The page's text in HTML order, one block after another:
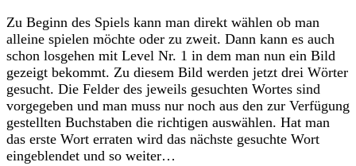
Zu Beginn des Spiels kann man direkt wählen ob man
alleine spielen möchte oder zu zweit. Dann kann es auch
schon losgehen mit Level Nr. 1 in dem man nun ein Bild
gezeigt bekommt. Zu diesem Bild werden jetzt drei Wörter
gesucht. Die Felder des jeweils gesuchten Wortes sind
vorgegeben und man muss nur noch aus den zur Verfügung
gestellten Buchstaben die richtigen auswählen. Hat man
das erste Wort erraten wird das nächste gesuchte Wort
eingeblendet und so weiter…